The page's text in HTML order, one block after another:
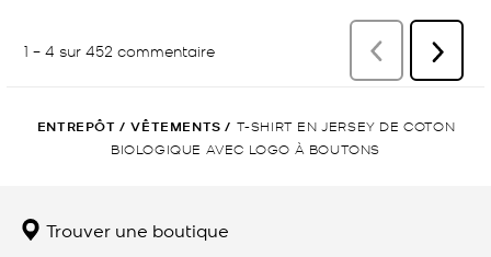
ENTREPÔT / VÊTEMENTS / T-SHIRT EN JERSEY DE COTON
BIOLOGIQUE AVEC LOGO À BOUTONS
Trouver une boutique